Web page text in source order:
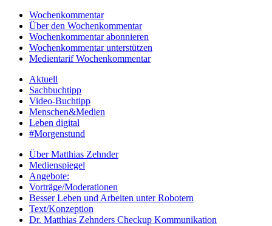
Wochenkommentar
Über den Wochenkommentar
Wochenkommentar abonnieren
Wochenkommentar unterstützen
Medientarif Wochenkommentar
Aktuell
Sachbuchtipp
Video-Buchtipp
Menschen&Medien
Leben digital
#Morgenstund
Über Matthias Zehnder
Medienspiegel
Angebote:
Vorträge/Moderationen
Besser Leben und Arbeiten unter Robotern
Text/Konzeption
Dr. Matthias Zehnders Checkup Kommunikation